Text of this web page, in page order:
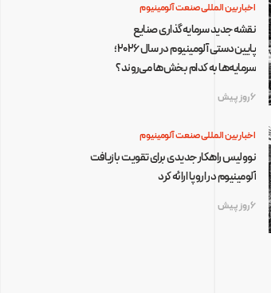
اخبار بین المللی صنعت آلومینیوم
نقشه جدید سرمایه‌گذاری صنایع
پایین‌دستی آلومینیوم در سال ۲۰۲۶؛
سرمایه‌ها به کدام بخش‌ها می‌روند؟
6 روز پیش
اخبار بین المللی صنعت آلومینیوم
نوولیس راهکار جدیدی برای تقویت بازیافت
آلومینیوم در اروپا ارائه کرد
6 روز پیش